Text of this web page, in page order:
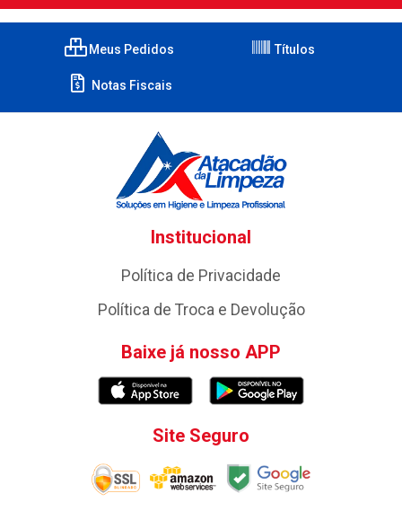
Meus Pedidos Títulos
Notas Fiscais
Institucional
Política de Privacidade
Política de Troca e Devolução
Baixe já nosso APP
Site Seguro